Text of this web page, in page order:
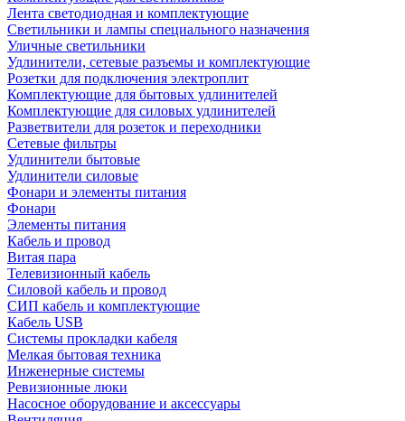
Лента светодиодная и комплектующие
Светильники и лампы специального назначения
Уличные светильники
Удлинители, сетевые разъемы и комплектующие
Розетки для подключения электроплит
Комплектующие для бытовых удлинителей
Комплектующие для силовых удлинителей
Разветвители для розеток и переходники
Сетевые фильтры
Удлинители бытовые
Удлинители силовые
Фонари и элементы питания
Фонари
Элементы питания
Кабель и провод
Витая пара
Телевизионный кабель
Силовой кабель и провод
СИП кабель и комплектующие
Кабель USB
Системы прокладки кабеля
Мелкая бытовая техника
Инженерные системы
Ревизионные люки
Насосное оборудование и аксессуары